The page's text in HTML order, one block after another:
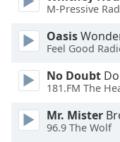
Edge
Family
Reset
M-Pressive
Oasis
Feel Good
No Doubt
181.FM The
Mr. Mister
96.9 The Wolf